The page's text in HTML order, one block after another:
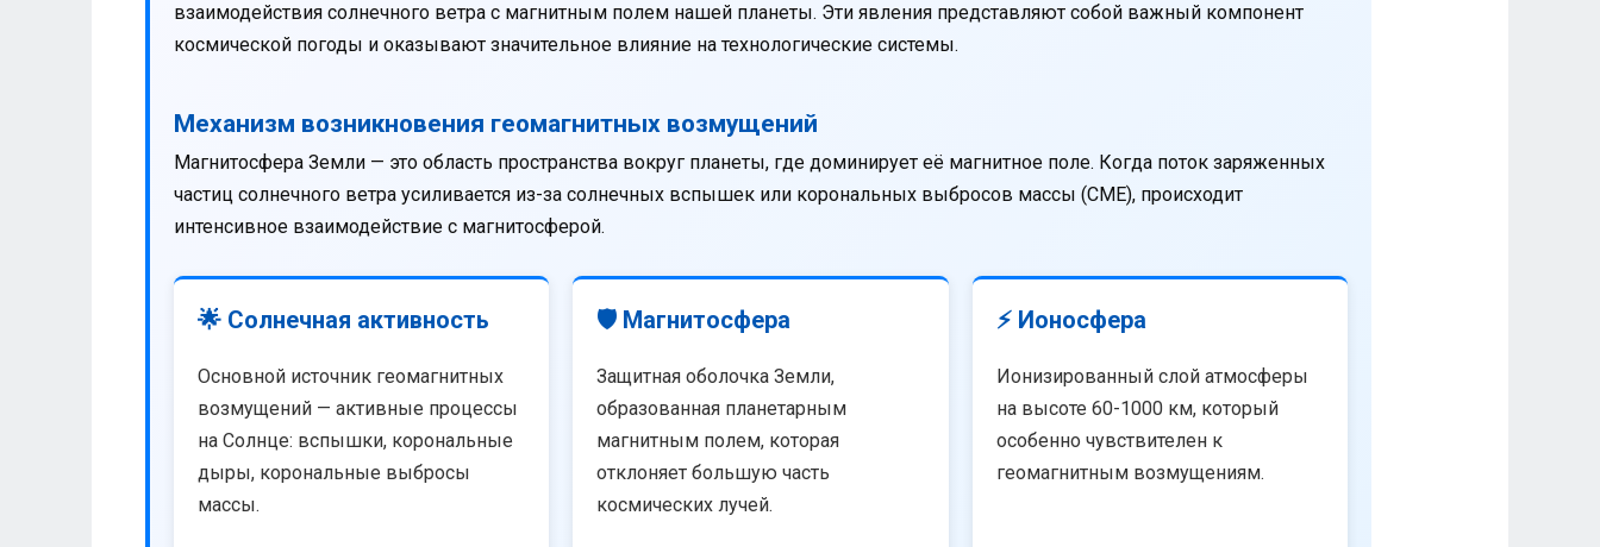
взаимодействия солнечного ветра с магнитным полем нашей планеты. Эти явления представляют собой важный компонент
космической погоды и оказывают значительное влияние на технологические системы.
Механизм возникновения геомагнитных возмущений
Магнитосфера Земли — это область пространства вокруг планеты, где доминирует её магнитное поле. Когда поток заряженных
частиц солнечного ветра усиливается из-за солнечных вспышек или корональных выбросов массы (CME), происходит
интенсивное взаимодействие с магнитосферой.
🌟 Солнечная активность
Основной источник геомагнитных
возмущений — активные процессы
на Солнце: вспышки, корональные
дыры, корональные выбросы
массы.
🛡️ Магнитосфера
Защитная оболочка Земли,
образованная планетарным
магнитным полем, которая
отклоняет большую часть
космических лучей.
⚡ Ионосфера
Ионизированный слой атмосферы
на высоте 60-1000 км, который
особенно чувствителен к
геомагнитным возмущениям.